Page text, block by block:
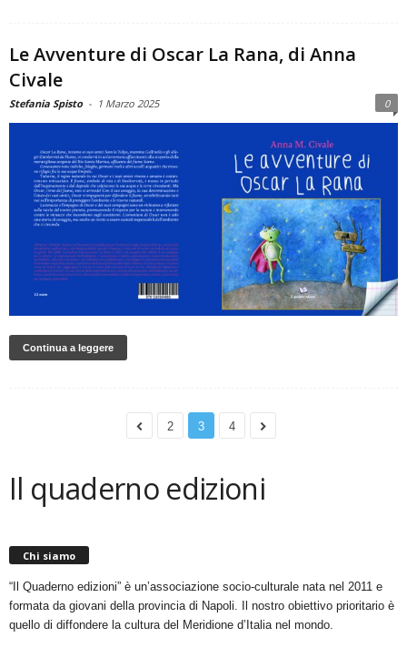
Le Avventure di Oscar La Rana, di Anna
Civale
Stefania Spisto - 1 Marzo 2025 0
Continua a leggere
2 3 4
Il quaderno edizioni
Chi siamo
“Il Quaderno edizioni” è un’associazione socio-culturale nata nel 2011 e
formata da giovani della provincia di Napoli. Il nostro obiettivo prioritario è
quello di diffondere la cultura del Meridione d’Italia nel mondo.